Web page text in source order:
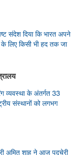
संदेश दिया कि भारत अपने
के लिए किसी भी हद तक जा
व्यवस्था के अंतर्गत 33
संस्थानों को लगभग
अमित शाह ने आज पुदुचेरी